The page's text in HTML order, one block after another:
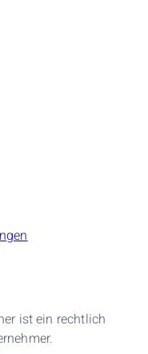
ist ein rechtlich